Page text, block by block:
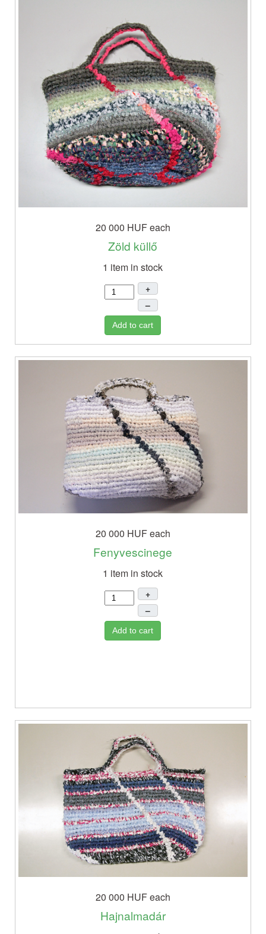
20 000 HUFeach
Zöld küllő
1 item in stock
+
–
Add to cart
20 000 HUFeach
Fenyvescinege
1 item in stock
+
–
Add to cart
20 000 HUFeach
Hajnalmadár